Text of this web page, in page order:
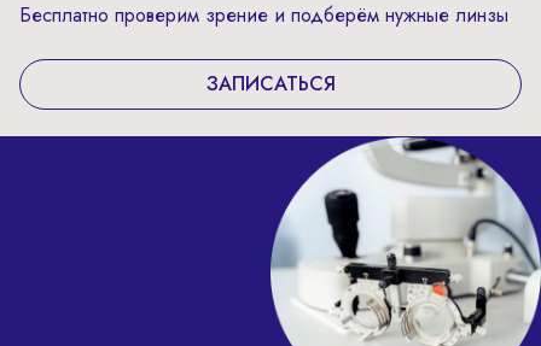
Бесплатно проверим зрение и подберём нужные линзы
ЗАПИСАТЬСЯ